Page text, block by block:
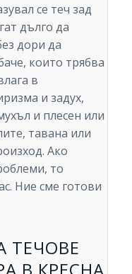
се теч зад
дълго да
дори да
които трябва
в
и задух,
и плесен или
тавана или
Ако
то
Ние сме готови
ТЕЧОВЕ